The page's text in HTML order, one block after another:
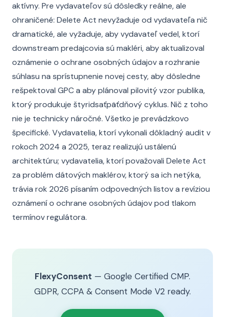
aktívny. Pre vydavateľov sú dôsledky reálne, ale
ohraničené: Delete Act nevyžaduje od vydavateľa nič
dramatické, ale vyžaduje, aby vydavateľ vedel, ktorí
downstream predajcovia sú makléri, aby aktualizoval
oznámenie o ochrane osobných údajov a rozhranie
súhlasu na sprístupnenie novej cesty, aby dôsledne
rešpektoval GPC a aby plánoval pilovitý vzor publika,
ktorý produkuje štyridsaťpäťdňový cyklus. Nič z toho
nie je technicky náročné. Všetko je prevádzkovo
špecifické. Vydavatelia, ktorí vykonali dôkladný audit v
rokoch 2024 a 2025, teraz realizujú ustálenú
architektúru; vydavatelia, ktorí považovali Delete Act
za problém dátových maklérov, ktorý sa ich netýka,
trávia rok 2026 písaním odpovedných listov a revíziou
oznámení o ochrane osobných údajov pod tlakom
termínov regulátora.
FlexyConsent — Google Certified CMP.
GDPR, CCPA & Consent Mode V2 ready.